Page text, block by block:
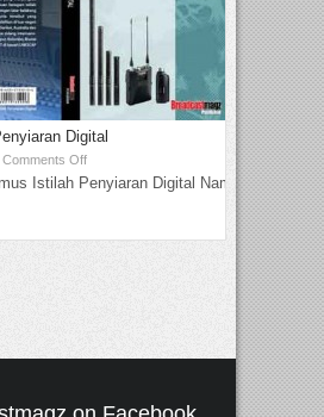
Digital
Comments Off
Istilah Penyiaran Digital Nama